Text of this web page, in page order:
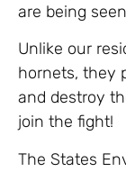
are being
Unlike our
hornets, they
and destroy
join the fight!
The States